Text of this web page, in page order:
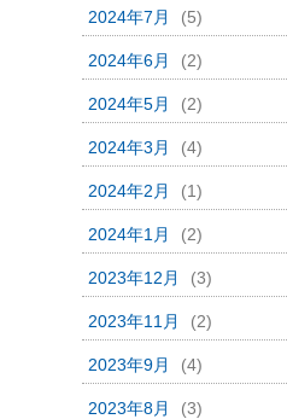
2024年7月 (5)
2024年6月 (2)
2024年5月 (2)
2024年3月 (4)
2024年2月 (1)
2024年1月 (2)
2023年12月 (3)
2023年11月 (2)
2023年9月 (4)
2023年8月 (3)